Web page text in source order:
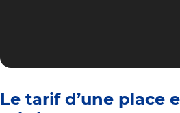
Le tarif d’une place